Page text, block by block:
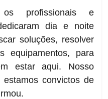
profissionais e
dia e noite
soluções, resolver
equipamentos, para
estar aqui. Nosso
convictos de